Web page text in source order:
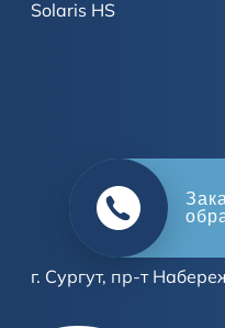
Solaris HS
г. Сургут, пр-т
в